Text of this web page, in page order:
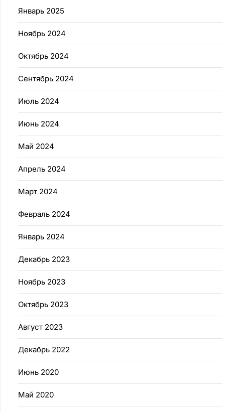
Январь 2025
Ноябрь 2024
Октябрь 2024
Сентябрь 2024
Июль 2024
Июнь 2024
Май 2024
Апрель 2024
Март 2024
Февраль 2024
Январь 2024
Декабрь 2023
Ноябрь 2023
Октябрь 2023
Август 2023
Декабрь 2022
Июнь 2020
Май 2020